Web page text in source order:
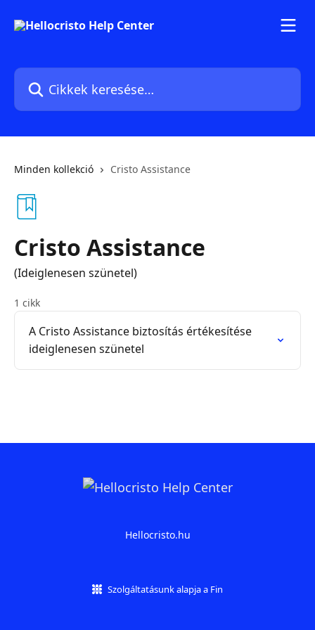
Cikkek keresése…
Minden kollekció Cristo Assistance
Cristo Assistance
(Ideiglenesen szünetel)
1 cikk
A Cristo Assistance biztosítás értékesítése
ideiglenesen szünetel
Hellocristo.hu
Szolgáltatásunk alapja a Fin